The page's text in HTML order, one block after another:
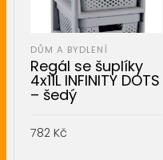
DŮM A BYDLENÍ
Regál se šuplíky
4x11L INFINITY DOTS
– šedý
782 Kč